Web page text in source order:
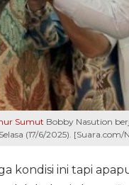
Sumut Bobby Nasution
(17/6/2025). [Suara.com/
kondisi ini tapi